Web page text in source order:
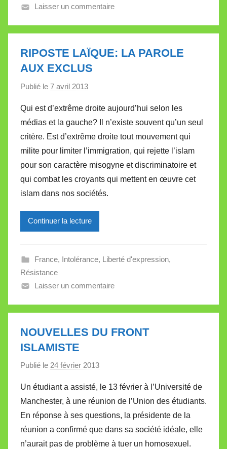
l
e
Laisser un commentaire
RIPOSTE LAÏQUE: LA PAROLE
AUX EXCLUS
Publié le 7 avril 2013
r
M
i
r
e
i
l
e
V
l
e
Qui est d’extrême droite aujourd’hui selon les
médias et la gauche? Il n’existe souvent qu’un seul
critère. Est d’extrême droite tout mouvement qui
milite pour limiter l’immigration, qui rejette l’islam
pour son caractère misogyne et discriminatoire et
qui combat les croyants qui mettent en œuvre cet
islam dans nos sociétés.
Continuer la lecture
France, Intolérance, Liberté d'expression,
Résistance
Laisser un commentaire
NOUVELLES DU FRONT
ISLAMISTE
Publié le 24 février 2013
r
M
i
r
e
Un étudiant a assisté, le 13 février à l’Université de
Manchester, à une réunion de l’Union des étudiants.
En réponse à ses questions, la présidente de la
réunion a confirmé que dans sa société idéale, elle
n’aurait pas de problème à tuer un homosexuel.